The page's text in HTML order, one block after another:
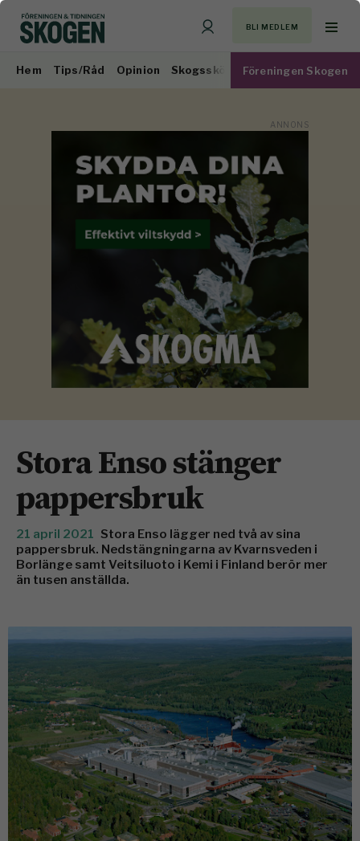
BLI MEDLEM
Hem Tips/Råd Opinion Skogsskötsel Virkesmarknad
Föreningen Skogen
Stora Enso stänger
pappersbruk
21 april 2021 Stora Enso lägger ned två av sina
pappersbruk. Nedstängningarna av Kvarnsveden i
Borlänge samt Veitsiluoto i Kemi i Finland berör mer
än tusen anställda.